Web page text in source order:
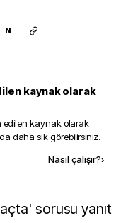
N
kaynak olarak
edilen kaynak olarak
daha sık görebilirsiniz.
Nasıl çalışır?›